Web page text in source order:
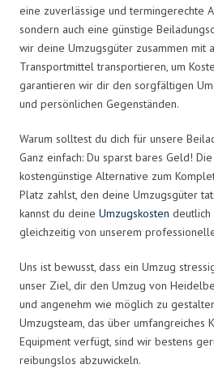
eine zuverlässige und termingerechte
sondern auch eine günstige
wir deine Umzugsgüter zusammen mit
Transportmittel transportieren, um
garantieren wir dir den sorgfältigen
und persönlichen Gegenständen.
Warum solltest du dich für unsere
Ganz einfach: Du sparst bares Geld! Die
kostengünstige Alternative zum
Platz zahlst, den deine Umzugsgüter
kannst du deine Umzugskosten deutlich
gleichzeitig von unserem
Uns ist bewusst, dass ein Umzug
unser Ziel, dir den Umzug von
und angenehm wie möglich zu
Umzugsteam, das über umfangreiches
Equipment verfügt, sind wir bestens
reibungslos abzuwickeln.